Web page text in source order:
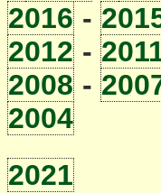
2016 -
2012 -
2008 -
2004
2021